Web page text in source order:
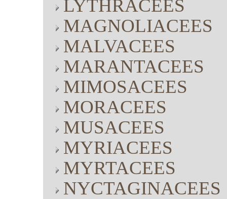
LYTHRACEES
MAGNOLIACEES
MALVACEES
MARANTACEES
MIMOSACEES
MORACEES
MUSACEES
MYRIACEES
MYRTACEES
NYCTAGINACEES